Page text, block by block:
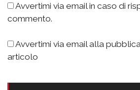
Avvertimi via email in caso di
commento.
Avvertimi via email alla
articolo